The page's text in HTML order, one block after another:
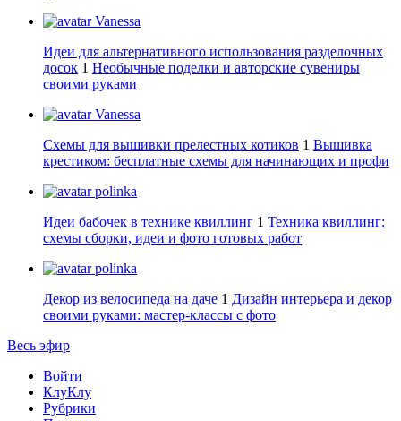
Vanessa
Идеи для альтернативного использования разделочных
досок 1 Необычные поделки и авторские сувениры
своими руками
Vanessa
Схемы для вышивки прелестных котиков 1 Вышивка
крестиком: бесплатные схемы для начинающих и профи
polinka
Идеи бабочек в технике квиллинг 1 Техника квиллинг:
схемы сборки, идеи и фото готовых работ
polinka
Декор из велосипеда на даче 1 Дизайн интерьера и декор
своими руками: мастер-классы с фото
Весь эфир
Войти
КлуКлу
Рубрики